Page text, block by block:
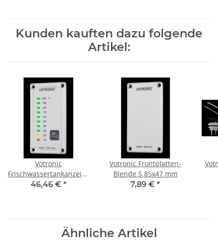
Kunden kauften dazu folgende
Artikel:
Votronic
Frischwassertankanzeige
S
46,46 € *
Votronic Frontplatten-
Blende S 85x47 mm
7,89 € *
Ähnliche Artikel